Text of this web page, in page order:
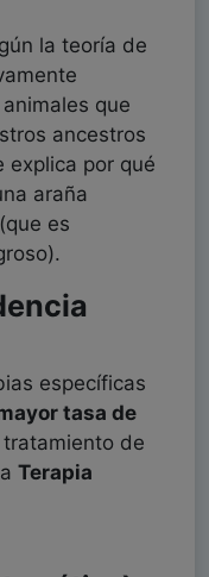
la teoría de
que
ancestros
explica por qué
araña
es
específicas
tasa de
tratamiento de
Terapia